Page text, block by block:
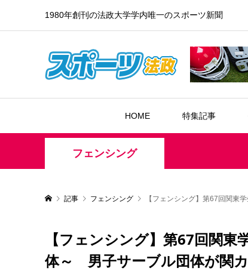
1980年創刊の法政大学学内唯一のスポーツ新聞
HOME 特集記事
フェンシング
記事 フェンシング 【フェンシング】第67回関東
【フェンシング】第67回関
体～ 男子サーブル団体が関